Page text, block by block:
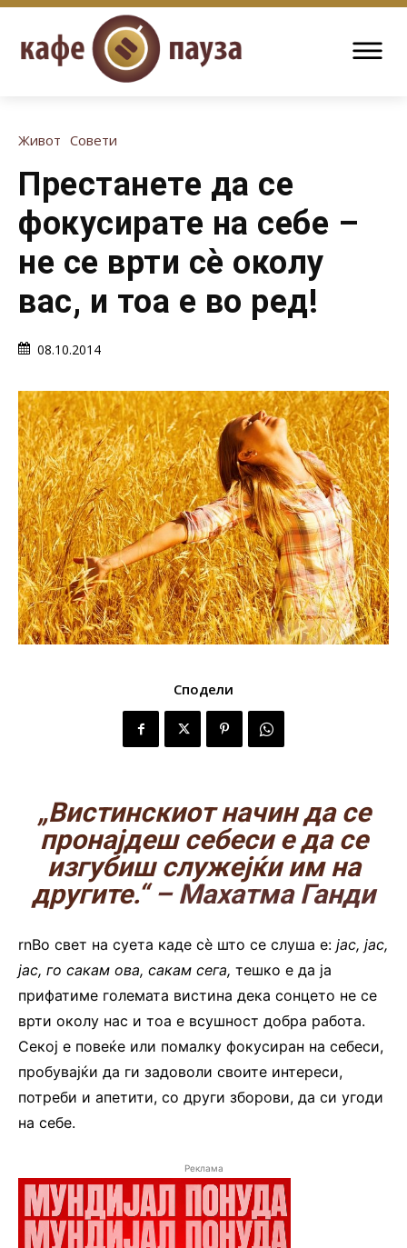
Живот Совети
Престанете да се
фокусирате на себе –
не се врти сè околу
вас, и тоа е во ред!
08.10.2014
Сподели
„Вистинскиот начин да се
пронајдеш себеси е да се
изгубиш служејќи им на
другите.“– Махатма Ганди
rnВо свет на суета каде сè што се слуша е: јас, јас,
јас, го сакам ова, сакам сега, тешко е да ја
прифатиме големата вистина дека сонцето не се
врти околу нас и тоа е всушност добра работа.
Секој е повеќе или помалку фокусиран на себеси,
пробувајќи да ги задоволи своите интереси,
потреби и апетити, со други зборови, да си угоди
на себе.
Реклама